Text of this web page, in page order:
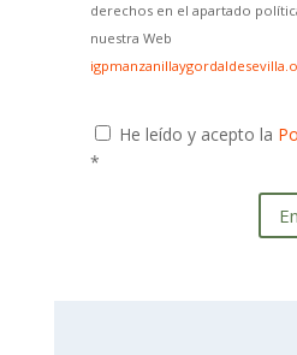
derechos en el apartado
nuestra Web
He leído y acepto la
*